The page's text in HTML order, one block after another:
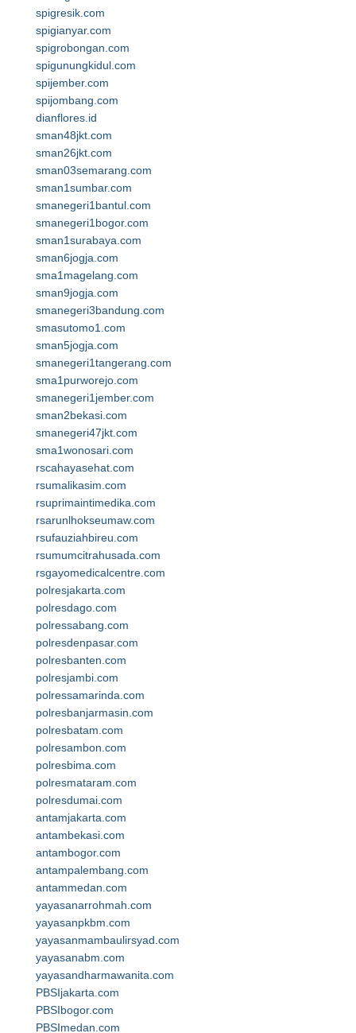
spigresik.com
spigianyar.com
spigrobongan.com
spigunungkidul.com
spijember.com
spijombang.com
dianflores.id
sman48jkt.com
sman26jkt.com
sman03semarang.com
sman1sumbar.com
smanegeri1bantul.com
smanegeri1bogor.com
sman1surabaya.com
sman6jogja.com
sma1magelang.com
sman9jogja.com
smanegeri3bandung.com
smasutomo1.com
sman5jogja.com
smanegeri1tangerang.com
sma1purworejo.com
smanegeri1jember.com
sman2bekasi.com
smanegeri47jkt.com
sma1wonosari.com
rscahayasehat.com
rsumalikasim.com
rsuprimaintimedika.com
rsarunlhokseumaw.com
rsufauziahbireu.com
rsumumcitrahusada.com
rsgayomedicalcentre.com
polresjakarta.com
polresdago.com
polressabang.com
polresdenpasar.com
polresbanten.com
polresjambi.com
polressamarinda.com
polresbanjarmasin.com
polresbatam.com
polresambon.com
polresbima.com
polresmataram.com
polresdumai.com
antamjakarta.com
antambekasi.com
antambogor.com
antampalembang.com
antammedan.com
yayasanarrohmah.com
yayasanpkbm.com
yayasanmambaulirsyad.com
yayasanabm.com
yayasandharmawanita.com
PBSIjakarta.com
PBSIbogor.com
PBSImedan.com